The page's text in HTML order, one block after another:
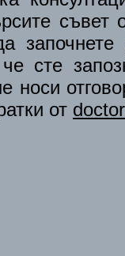
сте
от